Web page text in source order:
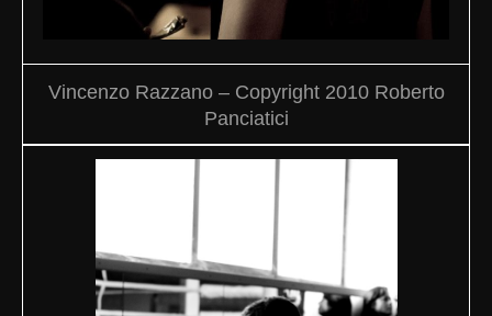
Vincenzo Razzano – Copyright 2010 Roberto
Panciatici